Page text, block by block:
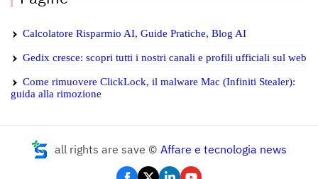
Calcolatore Risparmio AI, Guide Pratiche, Blog AI
Gedix cresce: scopri tutti i nostri canali e profili ufficiali sul web
Come rimuovere ClickLock, il malware Mac (Infiniti Stealer):
guida alla rimozione
all rights are save © Affare e tecnologia news